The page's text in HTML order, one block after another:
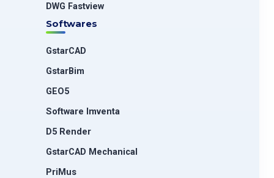
DWG Fastview
Softwares
GstarCAD
GstarBim
GEO5
Software Imventa
D5 Render
GstarCAD Mechanical
PriMus